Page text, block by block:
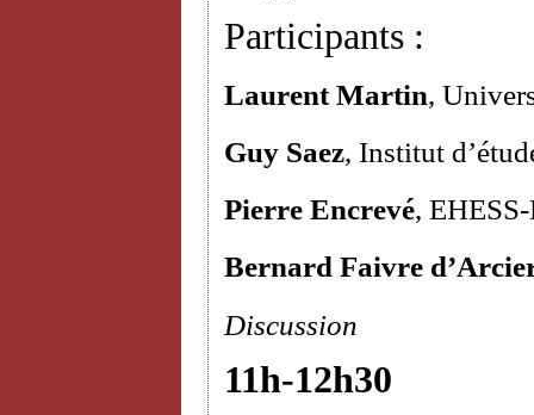
Participants :
Laurent Martin,
Guy Saez, Institut
Pierre Encrevé,
Bernard Faivre
Discussion
11h-12h30